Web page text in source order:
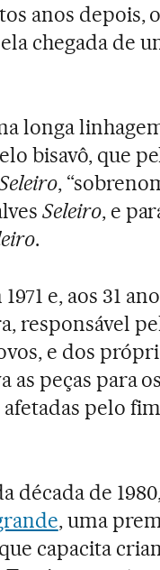
anos depois,
chegada de
longa
bisavô, que
,
Seleiro, e
.
e, aos 31
responsável
e dos
as peças para
pelo
década de
, uma
capacita